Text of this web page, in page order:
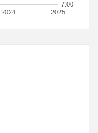
2024 2025
7.00